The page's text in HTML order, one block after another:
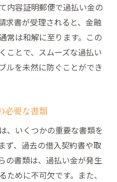
内容証明郵便で過払い金の
求書が受理されると、金融
常は和解に至ります。この
ことで、スムーズな過払い
ルを未然に防ぐことができ
必要な書類
、いくつかの重要な書類を
ず、過去の借入契約書や取
の書類は、過払い金が発生
ために不可欠です。また、